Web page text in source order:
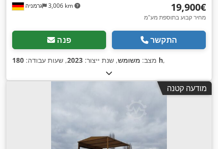
גרמניה 3,006 km ‏19,900 ‏€
מחיר קבוע בתוספת מע"מ
פנה התקשר
מצב: משומש, שנת ייצור: 2023, שעות עבודה: 180 h,
מודעה קטנה